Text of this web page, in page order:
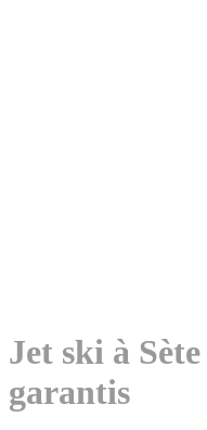
Jet ski à
garantis